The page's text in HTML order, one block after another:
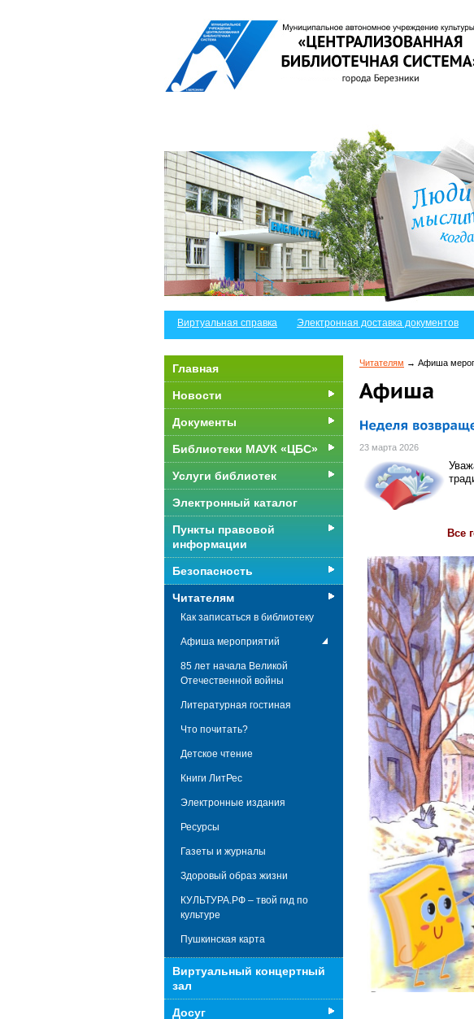
Виртуальная справка Электронная доставка документов
Читателям → Афиша
23 марта 2026
Все
Главная
Новости
Документы
Библиотеки МАУК «ЦБС»
Услуги библиотек
Электронный каталог
Пункты правовой
информации
Безопасность
Читателям
Как записаться в библиотеку
Афиша мероприятий
85 лет начала Великой
Отечественной войны
Литературная гостиная
Что почитать?
Детское чтение
Книги ЛитРес
Электронные издания
Ресурсы
Газеты и журналы
Здоровый образ жизни
КУЛЬТУРА.РФ – твой гид по
культуре
Пушкинская карта
Виртуальный концертный
зал
Досуг